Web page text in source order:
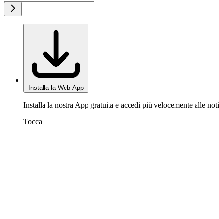
Installa la Web App
Installa la nostra App gratuita e accedi più velocemente alle
Tocca